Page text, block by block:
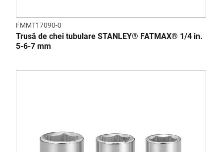
FMMT17090-0
Trusă de chei tubulare STANLEY® FATMAX® 1/4 in.
5-6-7 mm